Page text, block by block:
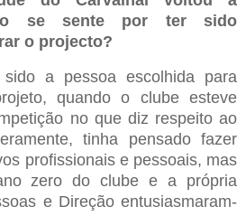
se sente por ter sido
o projecto?
a pessoa escolhida para
quando o clube esteve
no que diz respeito ao
tinha pensado fazer
profissionais e pessoais, mas
zero do clube e a própria
e Direção entusiasmaram-